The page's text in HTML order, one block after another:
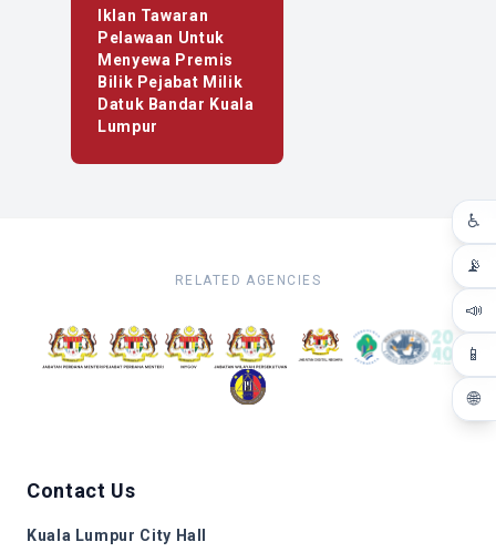
♿
📡
📣
📱
🌐
Iklan Tawaran
Pelawaan Untuk
Menyewa Premis
Bilik Pejabat Milik
Datuk Bandar Kuala
Lumpur
RELATED AGENCIES
Contact Us
Kuala Lumpur City Hall